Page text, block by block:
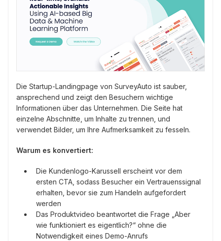
Die Startup-Landingpage von SurveyAuto ist sauber,
ansprechend und zeigt den Besuchern wichtige
Informationen über das Unternehmen. Die Seite hat
einzelne Abschnitte, um Inhalte zu trennen, und
verwendet Bilder, um Ihre Aufmerksamkeit zu fesseln.
Warum es konvertiert:
Die Kundenlogo-Karussell erscheint vor dem
ersten CTA, sodass Besucher ein Vertrauenssignal
erhalten, bevor sie zum Handeln aufgefordert
werden
Das Produktvideo beantwortet die Frage „Aber
wie funktioniert es eigentlich?“ ohne die
Notwendigkeit eines Demo-Anrufs